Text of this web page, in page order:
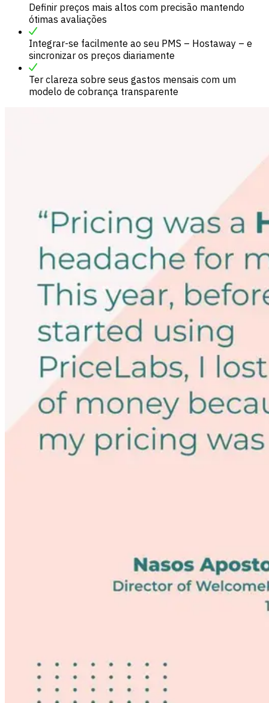
Definir preços mais altos com precisão mantendo
ótimas avaliações
Integrar-se facilmente ao seu PMS – Hostaway – e
sincronizar os preços diariamente
Ter clareza sobre seus gastos mensais com um
modelo de cobrança transparente